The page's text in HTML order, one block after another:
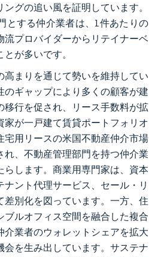
グの追い風を証明しています。
とする仲介業者は、1件あたりの
流プロバイダーからリテイナーベ
が多いです。
高まりを通じて勢いを維持してい
のギャップにより多くの顧客が建
移行を促され、リース手数料が拡
家が一戸建て賃貸ポートフォリオ
宅用リースの米国不動産仲介市場
れ、不動産管理部門を持つ仲介業
らします。商業用専門家は、資本
ント代理サービス、セール・リ
差別化を図っています。一方、住
ブルオフィス空間を融合した複合
介業者のウォレットシェアを拡大
会を生み出しています。サステナ